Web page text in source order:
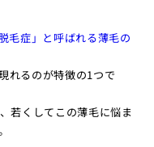
毛症」と呼ばれる薄毛の
れるのが特徴の1つで
若くしてこの薄毛に悩ま